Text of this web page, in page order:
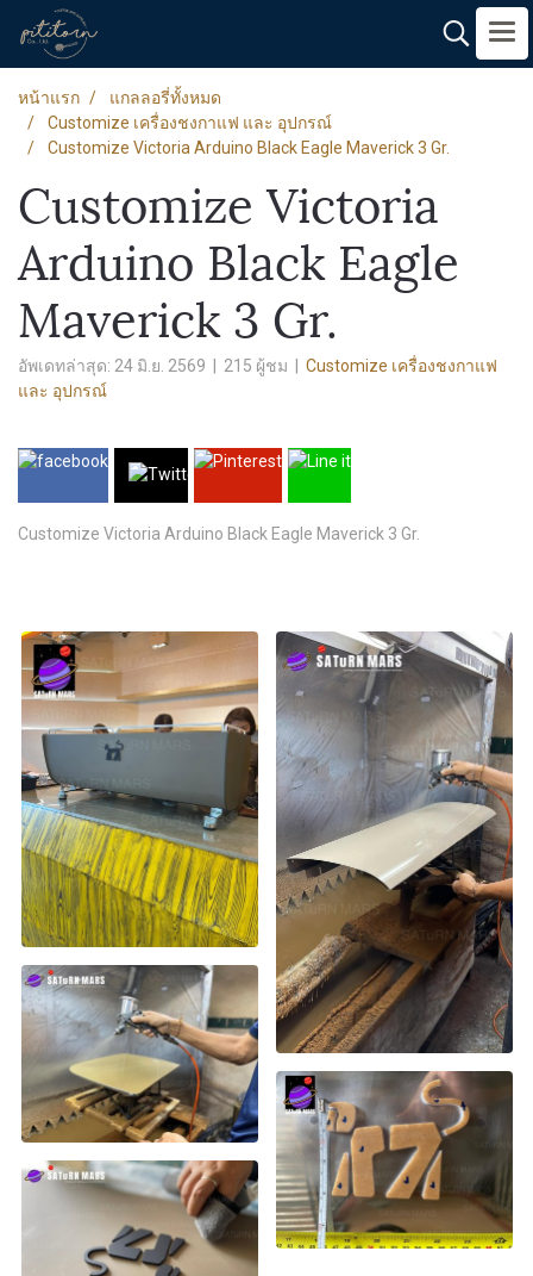
หน้าแรก
แกลลอรี่ทั้งหมด
Customize เครื่องชงกาแฟ และ อุปกรณ์
Customize Victoria Arduino Black Eagle Maverick 3 Gr.
Customize Victoria
Arduino Black Eagle
Maverick 3 Gr.
อัพเดทล่าสุด: 24 มิ.ย. 2569 215 ผู้ชม
Customize เครื่องชงกาแฟ
และ อุปกรณ์
Customize Victoria Arduino Black Eagle Maverick 3 Gr.